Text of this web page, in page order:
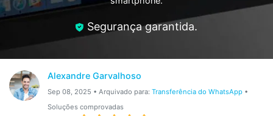
Loja
Para Celular
Ver Todos Os Aplicativos
Ações rápidas
Centro de Ajuda
Gerenciador de dados
Reparar Celular
Segurança garantida.
Alexandre Garvalhoso
Sep 08, 2025 • Arquivado para: Transferência do WhatsApp•
Soluções comprovadas